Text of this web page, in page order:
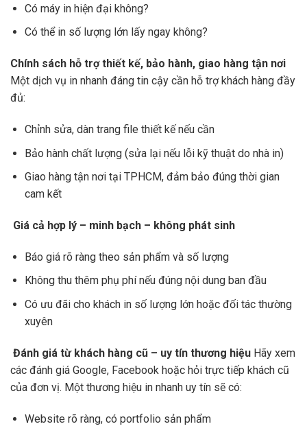
Có máy in hiện đại không?
Có thể in số lượng lớn lấy ngay không?
Chính sách hỗ trợ thiết kế, bảo hành, giao hàng tận nơi
Một dịch vụ in nhanh đáng tin cậy cần hỗ trợ khách hàng đầy
đủ:
Chỉnh sửa, dàn trang file thiết kế nếu cần
Bảo hành chất lượng (sửa lại nếu lỗi kỹ thuật do nhà in)
Giao hàng tận nơi tại TPHCM, đảm bảo đúng thời gian
cam kết
Giá cả hợp lý – minh bạch – không phát sinh
Báo giá rõ ràng theo sản phẩm và số lượng
Không thu thêm phụ phí nếu đúng nội dung ban đầu
Có ưu đãi cho khách in số lượng lớn hoặc đối tác thường
xuyên
Đánh giá từ khách hàng cũ – uy tín thương hiệu Hãy xem
các đánh giá Google, Facebook hoặc hỏi trực tiếp khách cũ
của đơn vị. Một thương hiệu in nhanh uy tín sẽ có:
Website rõ ràng, có portfolio sản phẩm